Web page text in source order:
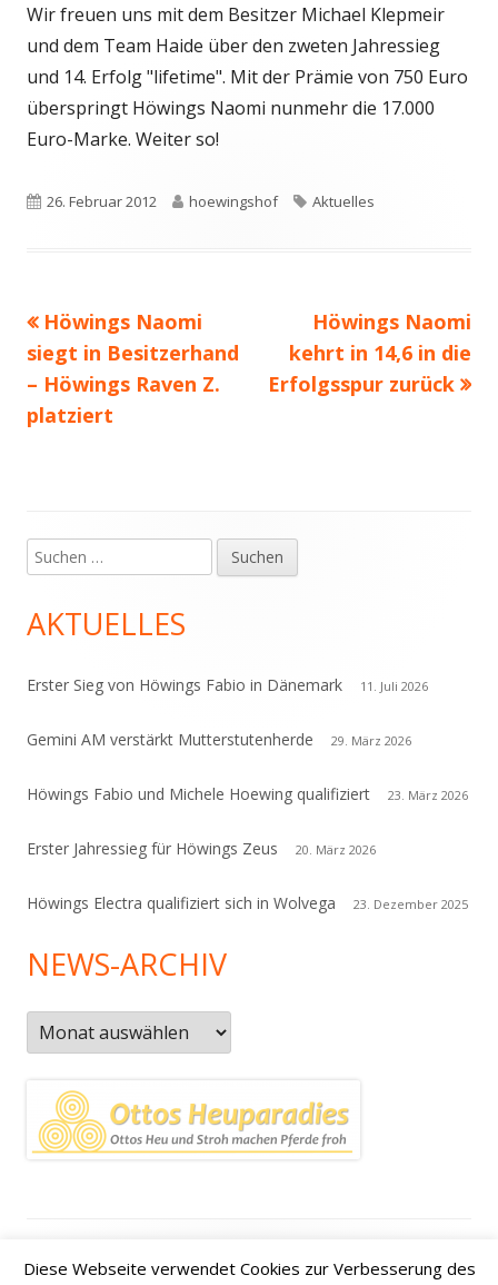
Wir freuen uns mit dem Besitzer Michael Klepmeir
und dem Team Haide über den zweten Jahressieg
und 14. Erfolg "lifetime". Mit der Prämie von 750 Euro
überspringt Höwings Naomi nunmehr die 17.000
Euro-Marke. Weiter so!
Veröffentlicht
26. Februar 2012 Autor
hoewingshof Schlagwörter
Aktuelles
Beitragsnavigation
Vorheriger
Beitrag:
Höwings Naomi
siegt in Besitzerhand
– Höwings Raven Z.
platziert
Nächster
Beitrag
Höwings Naomi
kehrt in 14,6 in die
Erfolgsspur zurück
Haupt-
Seitenleiste
Suchen
nach:
AKTUELLES
Erster Sieg von Höwings Fabio in Dänemark 11. Juli 2026
Gemini AM verstärkt Mutterstutenherde 29. März 2026
Höwings Fabio und Michele Hoewing qualifiziert 23. März 2026
Erster Jahressieg für Höwings Zeus 20. März 2026
Höwings Electra qualifiziert sich in Wolvega 23. Dezember 2025
NEWS-ARCHIV
News-
Archiv
Inhalt
Datenschutzerklärung Kontakt | Impressum
Anfahrt /
Diese Webseite verwendet Cookies zur Verbesserung des